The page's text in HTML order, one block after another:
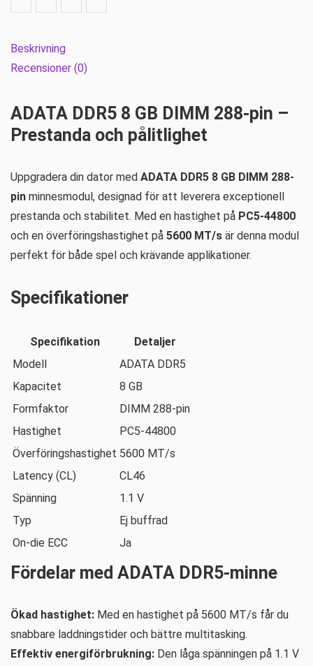
Beskrivning
Recensioner (0)
ADATA DDR5 8 GB DIMM 288-pin –
Prestanda och pålitlighet
Uppgradera din dator med ADATA DDR5 8 GB DIMM 288-
pin minnesmodul, designad för att leverera exceptionell
prestanda och stabilitet. Med en hastighet på PC5-44800
och en överföringshastighet på 5600 MT/s är denna modul
perfekt för både spel och krävande applikationer.
Specifikationer
Specifikation
Detaljer
Modell
ADATA DDR5
Kapacitet
8 GB
Formfaktor
DIMM 288-pin
Hastighet
PC5-44800
Överföringshastighet 5600 MT/s
Latency (CL)
CL46
Spänning
1.1 V
Typ
Ej buffrad
On-die ECC
Ja
Fördelar med ADATA DDR5-minne
Ökad hastighet: Med en hastighet på 5600 MT/s får du
snabbare laddningstider och bättre multitasking.
Effektiv energiförbrukning: Den låga spänningen på 1.1 V